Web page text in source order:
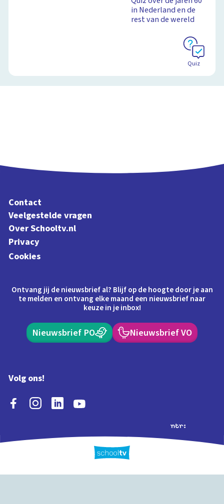
in Nederland en de
rest van de wereld
Quiz
Contact
Veelgestelde vragen
Over Schooltv.nl
Privacy
Cookies
Ontvang jij de nieuwsbrief al? Blijf op de hoogte door je aan
te melden en ontvang elke maand een nieuwsbrief naar
keuze in je inbox!
Nieuwsbrief PO Nieuwsbrief VO
Volg ons!